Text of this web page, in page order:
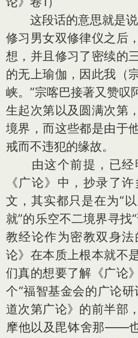
这段话的意思就是说
修习男女双修律仪之后
想，并且修习了密续的
的无上瑜伽，因此我（
峡。”宗喀巴接著又赞叹
生起次第以及圆满次第
境界，而这些都是由于
戒而不违犯的缘故。
由这个前提，已经
《广论》中，抄录了
文，其实都只是在为“
就”的乐空不二境界寻找
教经论作为密教双身
论》在本质上根本就不
们真的想要了解《广论
个“福智基金会的广论
道次第广论》的前半部
摩他以及毘钵舍那——